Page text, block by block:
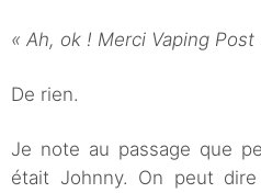
« Ah, ok ! Merci Vaping Post
De rien.
Je note au passage que
était Johnny. On peut